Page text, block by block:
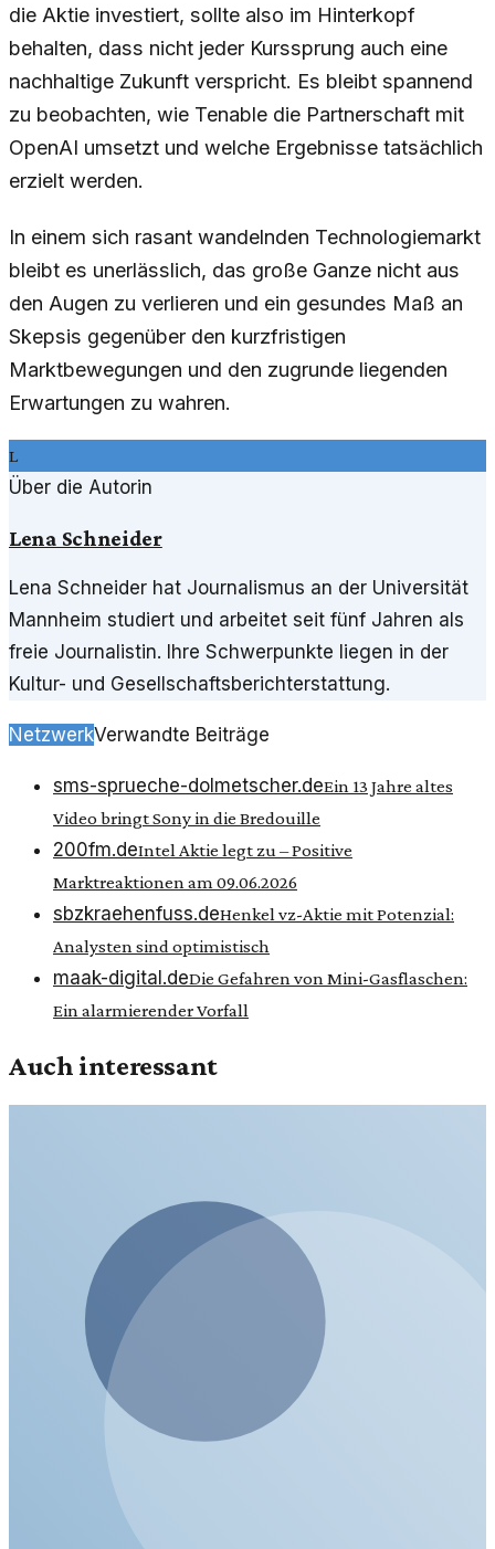
die Aktie investiert, sollte also im Hinterkopf
behalten, dass nicht jeder Kurssprung auch eine
nachhaltige Zukunft verspricht. Es bleibt spannend
zu beobachten, wie Tenable die Partnerschaft mit
OpenAI umsetzt und welche Ergebnisse tatsächlich
erzielt werden.
In einem sich rasant wandelnden Technologiemarkt
bleibt es unerlässlich, das große Ganze nicht aus
den Augen zu verlieren und ein gesundes Maß an
Skepsis gegenüber den kurzfristigen
Marktbewegungen und den zugrunde liegenden
Erwartungen zu wahren.
L
Über die Autorin
Lena Schneider
Lena Schneider hat Journalismus an der Universität
Mannheim studiert und arbeitet seit fünf Jahren als
freie Journalistin. Ihre Schwerpunkte liegen in der
Kultur- und Gesellschaftsberichterstattung.
NetzwerkVerwandte Beiträge
sms-sprueche-dolmetscher.deEin 13 Jahre altes
Video bringt Sony in die Bredouille
200fm.deIntel Aktie legt zu – Positive
Marktreaktionen am 09.06.2026
sbzkraehenfuss.deHenkel vz-Aktie mit Potenzial:
Analysten sind optimistisch
maak-digital.deDie Gefahren von Mini-Gasflaschen:
Ein alarmierender Vorfall
Auch interessant